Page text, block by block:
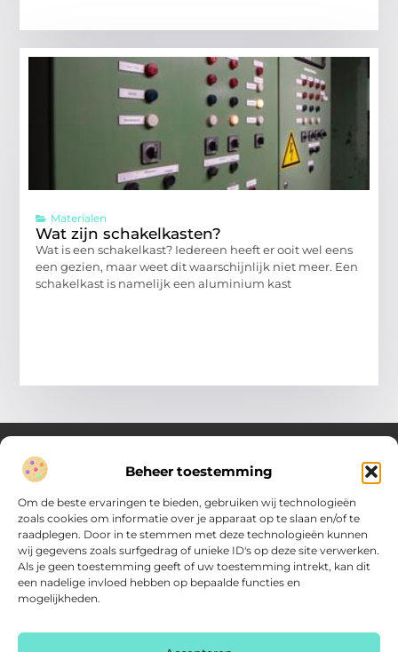
Beheer toestemming
Om de beste ervaringen te bieden, gebruiken wij technologieën
zoals cookies om informatie over je apparaat op te slaan en/of te
raadplegen. Door in te stemmen met deze technologieën kunnen
wij gegevens zoals surfgedrag of unieke ID's op deze site verwerken.
Als je geen toestemming geeft of uw toestemming intrekt, kan dit
een nadelige invloed hebben op bepaalde functies en
mogelijkheden.
Materialen
Wat zijn schakelkasten?
Wat is een schakelkast? Iedereen heeft er ooit wel eens
een gezien, maar weet dit waarschijnlijk niet meer. Een
schakelkast is namelijk een aluminium kast
Inzicht en inspiratie voor jouw dagelijkse keuzes
Ontdek gevarieerde content vol praktische tips, doordachte
inzichten en vernieuwende ideeën. Alles wat je nodig hebt om
met meer overzicht.